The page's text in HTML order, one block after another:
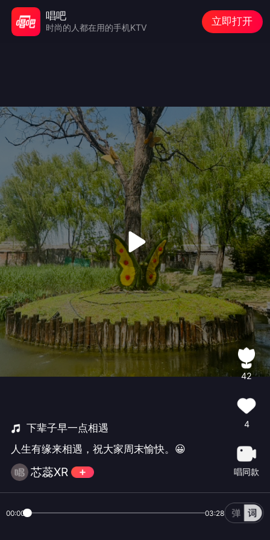
下辈子早一点相遇
人生有缘来相遇，祝大家周末愉快。😀
芯蕊XR
42
4
唱同款
00:00 03:28
唱吧
时尚的人都在用的手机KTV
立即打开